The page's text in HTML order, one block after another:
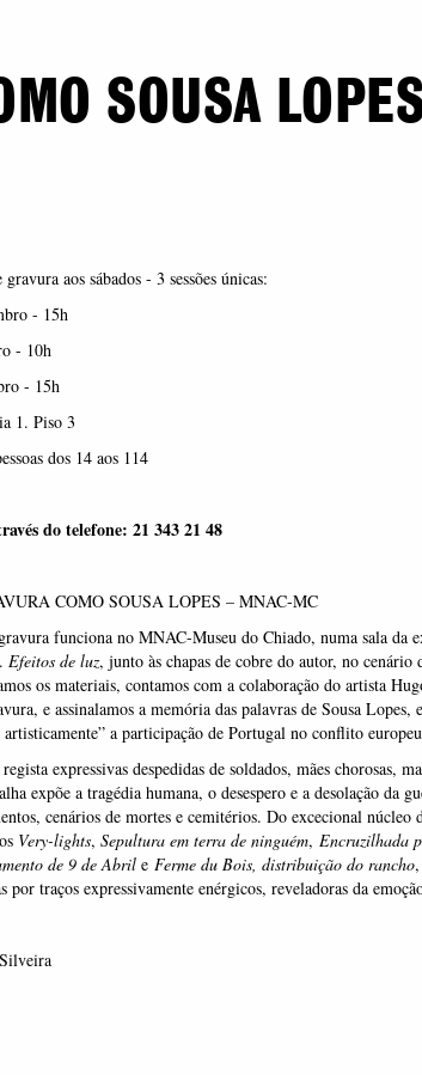
SOUSA
aos sábados - 3 sessões únicas:
- 15h
- 10h
- 15h
1. Piso 3
dos 14 aos 114
do telefone: 21 343 21 48
COMO SOUSA LOPES – MNAC-MC
funciona no MNAC-Museu do Chiado, numa sala da
Efeitos de luz, junto às chapas de cobre do autor, no
os materiais, contamos com a colaboração do artista
e assinalamos a memória das palavras de Sousa
artisticamente” a participação de Portugal no conflito
regista expressivas despedidas de soldados, mães chorosas,
expõe a tragédia humana, o desespero e a desolação da
cenários de mortes e cemitérios. Do excecional núcleo
Very-lights, Sepultura em terra de ninguém, Encruzilhada
de 9 de Abrile Ferme du Bois, distribuição do rancho,
por traços expressivamente enérgicos, reveladoras da